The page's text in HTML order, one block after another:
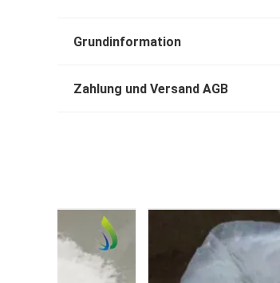
Grundinformation
Zahlung und Versand AGB